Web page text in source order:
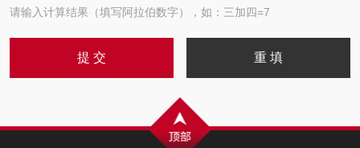
请输入计算结果（填写阿拉伯数字），如：三加四=7